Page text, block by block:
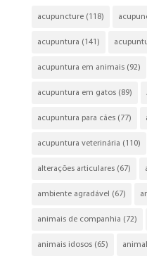
acupuncture(118)
acupuntura (141)
acupuntura em animais(92)
acupuntura em gatos(89)
acupuntura para cães(77)
acupuntura veterinária (110)
alterações articulares(67)
ambiente agradável (67)
animais de companhia (72)
animais idosos(65) animal